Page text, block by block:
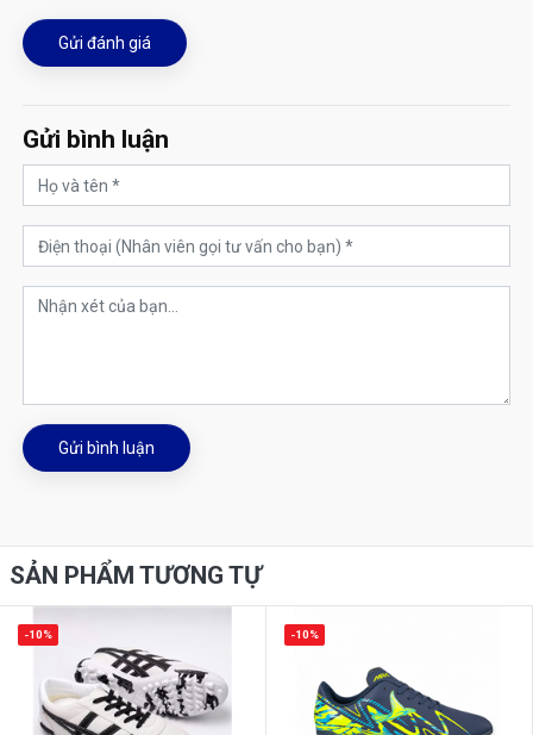
Gửi đánh giá
Gửi bình luận
Gửi bình luận
SẢN PHẨM TƯƠNG TỰ
-10% -10%